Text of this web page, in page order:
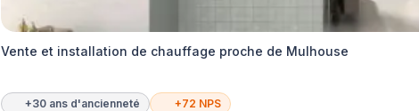
Vente et installation de chauffage proche de Mulhouse
+30 ans d'ancienneté +72 NPS